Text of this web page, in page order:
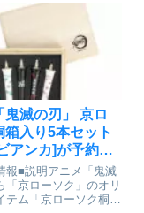
美しさを兼ね備えた魅
、細部までこだわり抜
ました。象徴的な赤い
繊細な造形で再現さ
鬼滅の刃」 京ロ
箱入り5本セット
アンカ]が予約受
報■説明アニメ「⿁滅
「京ローソク」のオリ
テム「京ローソク桐箱